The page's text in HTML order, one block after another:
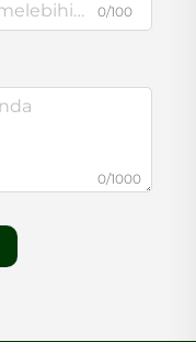
0/100
0/1000